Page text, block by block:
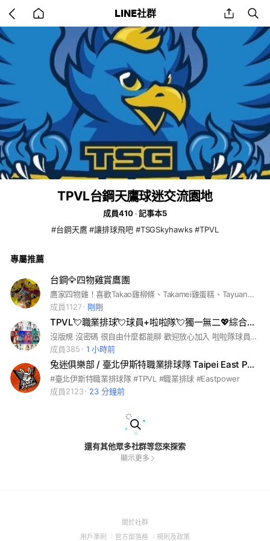
back
to
home
LINE社群 share
TPVL台鋼天鷹球迷交流園地
成員410
記事本5
#台鋼天鷹 #讓排球飛吧 #TSGSkyhawks #TPVL
專屬推薦
台鋼🦅四物雞賞鷹團
鷹家四物雞！喜歡Takao雞柳條、Takamei雞蛋糕、Tayuan大員雞米花、Sky雞腿排的歡迎一起賞鷹
成員1127
剛剛
TPVL💘職業排球💘球員+啦啦隊💘獨一無二💖綜合討論區（伊斯特雲豹飛將連莊台鋼飛鷹職排企排大小事都談
沒版規 沒密碼 很自由什麼都能聊 歡迎放心加入 啦啦隊球員制服組都可以 #TPVL #正宗 #職業 #排球 #啦啦隊 #球員 #綜合討論區 #伊斯特 #雲豹飛將 #連莊 #台鋼飛鷹。#企排 您已被邀請加入「TPVL💖獨一無二💘職業排球💘啦啦隊+球員💘綜合討論區（伊斯特雲豹飛將連莊台鋼飛鷹職排企排大小事都談」！請點選以下連結加入社群！ https://line.me/ti/g2/3K5inqct12uD_lKMXp9BolWfYI4af_pdNaemeA?utm_source=invitation&utm_medium=link_copy&utm_campaign=default
成員385
1 小時前
兔迷俱樂部 / 臺北伊斯特職業排球隊 Taipei East Power
#臺北伊斯特職業排球隊 #TPVL #職業排球 #Eastpower
成員2123
23 分鐘前
還有其他眾多社群等您來探索
顯示更多
關於社群(Open
用戶準則 (Open
官方部落格 (Open
規則及政策(Open